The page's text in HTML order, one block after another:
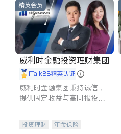
精英会员
威利时金融投资理财集团
iTalkBB精英认证
威利时金融集团秉持诚信，
提供固定收益与高回报投资
合，助力客户实现目标
投资理财
年金保险